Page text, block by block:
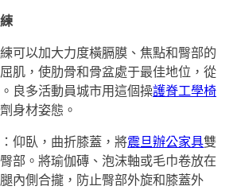
可以加大力度橫膈膜、焦點和臀部的
肌，使肋骨和骨盆處于最佳地位，從
良多活動員城市用這個操護脊工學椅
身材姿態。
：仰臥，曲折膝蓋，將震旦辦公家具雙
部。將瑜伽磚、泡沫軸或毛巾卷放在
內側合攏，防止臀部外旋和膝蓋外